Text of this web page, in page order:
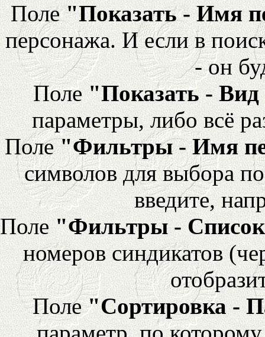
Поле"Показать - Имя
персонажа. И если в
- он
Поле "Показать -
параметры, либо всё
Поле"Фильтры - Имя
символов для выбора
введите,
Поле "Фильтры -
номеров синдикатов
Поле"Сортировка -